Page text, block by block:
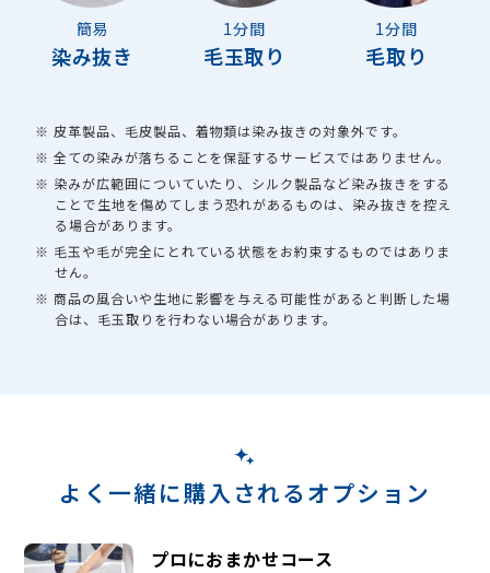
簡易
染み抜き
1分間
毛玉取り
1分間
毛取り
※ 皮革製品、毛皮製品、着物類は染み抜きの対象外です。
※ 全ての染みが落ちることを保証するサービスではありません。
※ 染みが広範囲についていたり、シルク製品など染み抜きをする
ことで生地を傷めてしまう恐れがあるものは、染み抜きを控え
る場合があります。
※ 毛玉や毛が完全にとれている状態をお約束するものではありま
せん。
※ 商品の風合いや生地に影響を与える可能性があると判断した場
合は、毛玉取りを行わない場合があります。
よく一緒に購入されるオプション
プロにおまかせコース